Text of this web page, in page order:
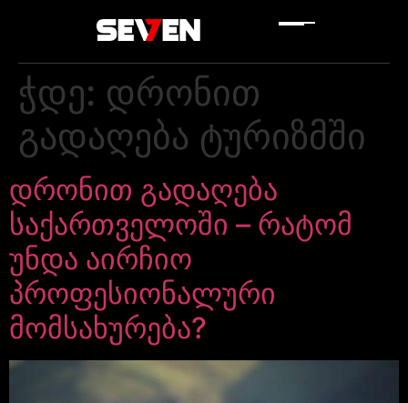
ჭდე: დრონით
გადაღება ტურიზმში
დრონით გადაღება
საქართველოში – რატომ
უნდა აირჩიო
პროფესიონალური
მომსახურება?